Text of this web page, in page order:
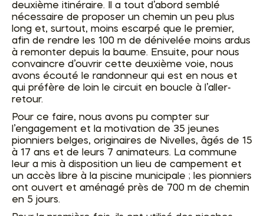
deuxième itinéraire. Il a tout d’abord semblé
nécessaire de proposer un chemin un peu plus
long et, surtout, moins escarpé que le premier,
afin de rendre les 100 m de dénivelée moins ardus
à remonter depuis la baume. Ensuite, pour nous
convaincre d’ouvrir cette deuxième voie, nous
avons écouté le randonneur qui est en nous et
qui préfère de loin le circuit en boucle à l’aller-
retour.
Pour ce faire, nous avons pu compter sur
l’engagement et la motivation de 35 jeunes
pionniers belges, originaires de Nivelles, âgés de 15
à 17 ans et de leurs 7 animateurs. La commune
leur a mis à disposition un lieu de campement et
un accès libre à la piscine municipale ; les pionniers
ont ouvert et aménagé près de 700 m de chemin
en 5 jours.